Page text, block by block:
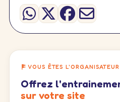
VOUS ÊTES L'ORGANISATEUR
Offrez
sur votre site